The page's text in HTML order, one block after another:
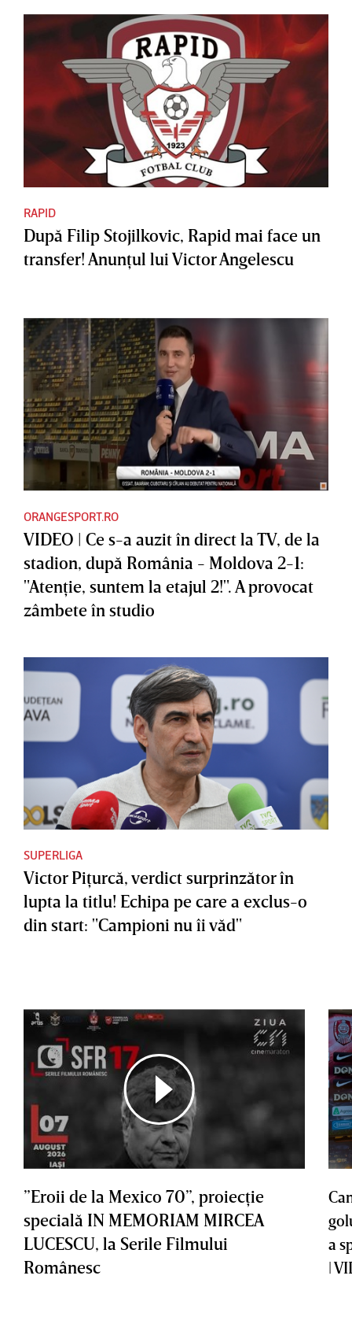
RAPID
După Filip Stojilkovic, Rapid mai face un
transfer! Anunţul lui Victor Angelescu
ORANGESPORT.RO
VIDEO | Ce s-a auzit în direct la TV, de la
stadion, după România - Moldova 2-1:
"Atenţie, suntem la etajul 2!". A provocat
zâmbete în studio
SUPERLIGA
Victor Piţurcă, verdict surprinzător în
lupta la titlu! Echipa pe care a exclus-o
din start: "Campioni nu îi văd"
”Eroii de la Mexico 70”, proiecţie
specială IN MEMORIAM MIRCEA
LUCESCU, la Serile Filmului
Românesc
a
|